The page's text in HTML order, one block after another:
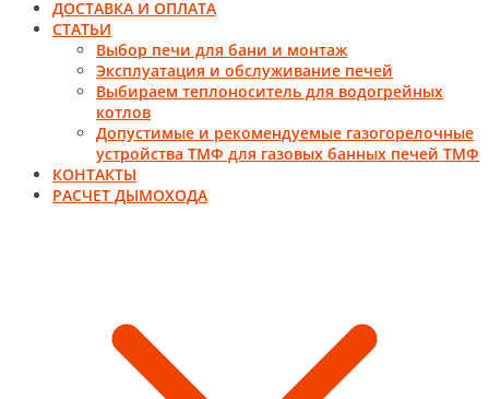
ДОСТАВКА И ОПЛАТА
СТАТЬИ
Выбор печи для бани и монтаж
Эксплуатация и обслуживание печей
Выбираем теплоноситель для водогрейных
котлов
Допустимые и рекомендуемые газогорелочные
устройства ТМФ для газовых банных печей ТМФ
КОНТАКТЫ
РАСЧЕТ ДЫМОХОДА